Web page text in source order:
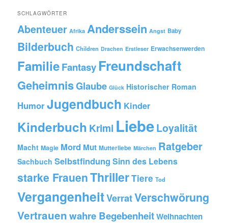
´s
hier…
SCHLAGWÖRTER
Abenteuer Afrika Anderssein Angst Baby
Bilderbuch Children Drachen Erstleser Erwachsenwerden
FamilieFantasy Freundschaft
GeheimnisGlaube Glück Historischer Roman
HumorJugendbuch Kinder
Kinderbuch Krimi LiebeLoyalität
Macht Magie Mord Mut Mutterliebe Märchen Ratgeber
Sachbuch Selbstfindung Sinn des Lebens
starke FrauenThrillerTiere Tod
VergangenheitVerratVerschwörung
Vertrauenwahre BegebenheitWeihnachten